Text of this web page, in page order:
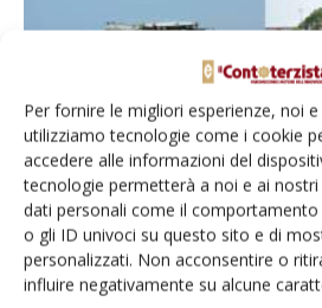
Per fornire le migliori esperienze, noi
utilizziamo tecnologie come i cookie
accedere alle informazioni del
tecnologie permetterà a noi e ai
dati personali come il comportamento
o gli ID univoci su questo sito e di
personalizzati. Non acconsentire o
influire negativamente su alcune
Provato in campo del
2023
DiIl Contoterzista 18 Settembre 2023